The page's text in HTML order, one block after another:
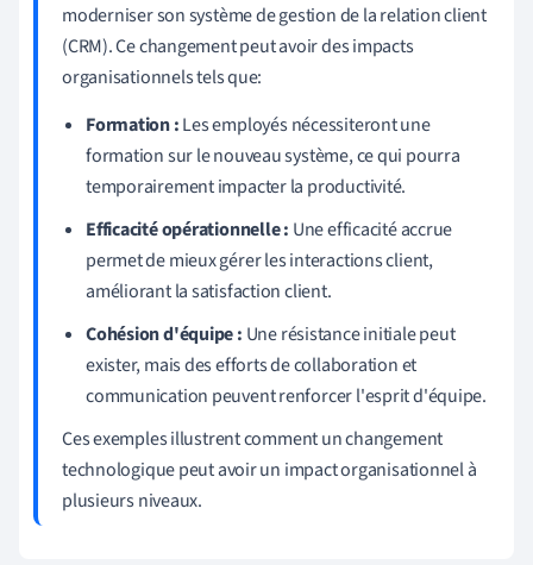
moderniser son système de gestion de la relation client
(CRM). Ce changement peut avoir des impacts
organisationnels tels que:
Formation :Les employés nécessiteront une
formation sur le nouveau système, ce qui pourra
temporairement impacter la productivité.
Efficacité opérationnelle : Une efficacité accrue
permet de mieux gérer les interactions client,
améliorant la satisfaction client.
Cohésion d'équipe : Une résistance initiale peut
exister, mais des efforts de collaboration et
communication peuvent renforcer l'esprit d'équipe.
Ces exemples illustrent comment un changement
technologique peut avoir un impact organisationnel à
plusieurs niveaux.